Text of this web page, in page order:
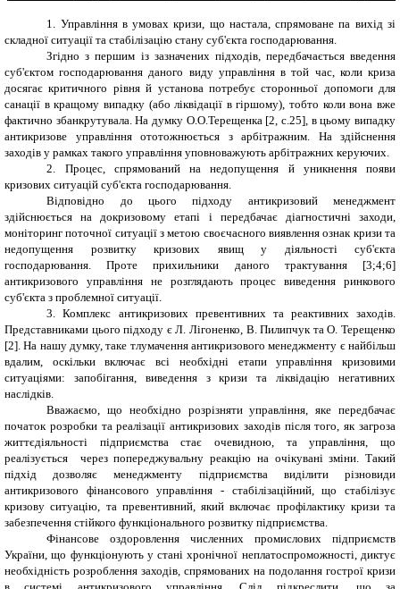
1. Управління в умовах кризи, що настала, спрямоване па вихід зі
складної ситуації та стабілізацію стану суб'єкта господарювання.
Згідно з першим із зазначених підходів, передбачається введення
суб'єктом господарювання даного виду управління в той час, коли криза
досягає критичного рівня й установа потребує сторонньої допомоги для
санації в кращому випадку (або ліквідації в гіршому), тобто коли вона вже
фактично збанкрутувала. На думку О.О.Терещенка [2, с.25], в цьому випадку
антикризове управління ототожнюється з арбітражним. На здійснення
заходів у рамках такого управління уповноважують арбітражних керуючих.
2. Процес, спрямований на недопущення й уникнення появи
кризових ситуацій суб'єкта господарювання.
Відповідно до цього підходу антикризовий менеджмент
здійснюється на докризовому етапі і передбачає діагностичні заходи,
моніторинг поточної ситуації з метою своєчасного виявлення ознак кризи та
недопущення розвитку кризових явищ у діяльності суб'єкта
господарювання. Проте прихильники даного трактування [3;4;6]
антикризового управління не розглядають процес виведення ринкового
суб'єкта з проблемної ситуації.
3. Комплекс антикризових превентивних та реактивних заходів.
Представниками цього підходу є Л. Лігоненко, В. Пилипчук та О. Терещенко
[2]. На нашу думку, таке тлумачення антикризового менеджменту є найбільш
вдалим, оскільки включає всі необхідні етапи управління кризовими
ситуаціями: запобігання, виведення з кризи та ліквідацію негативних
наслідків.
Вважаємо, що необхідно розрізняти управління, яке передбачає
початок розробки та реалізації антикризових заходів після того, як загроза
життєдіяльності підприємства стає очевидною, та управління, що
реалізується через попереджувальну реакцію на очікувані зміни. Такий
підхід дозволяє менеджменту підприємства виділити різновиди
антикризового фінансового управління - стабілізаційний, що стабілізує
кризову ситуацію, та превентивний, який включає профілактику кризи та
забезпечення стійкого функціонального розвитку підприємства.
Фінансове оздоровлення численних промислових підприємств
України, що функціонують у стані хронічної неплатоспроможності, диктує
необхідність розроблення заходів, спрямованих на подолання гострої кризи